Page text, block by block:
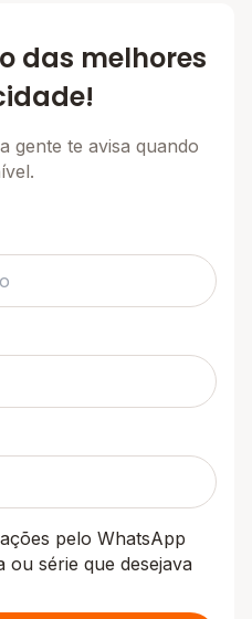
das melhores
gente te avisa quando
pelo WhatsApp
ou série que desejava